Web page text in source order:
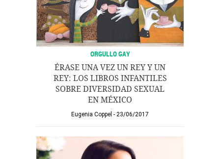
ORGULLO GAY
ÉRASE UNA VEZ UN REY Y UN
REY: LOS LIBROS INFANTILES
SOBRE DIVERSIDAD SEXUAL
EN MÉXICO
Eugenia Coppel 23/06/2017